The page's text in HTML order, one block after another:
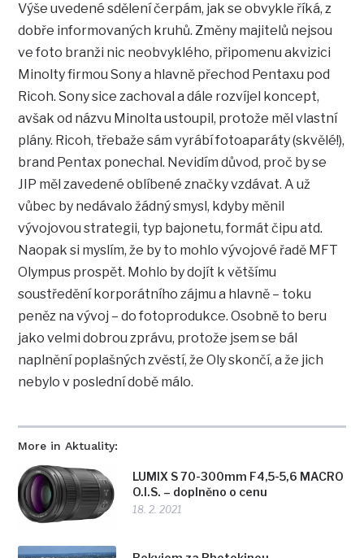
More in Aktuality:
LUMIX S 70-300mm F4,5-5,6 MACRO
O.I.S. – doplněno o cenu
18. 2. 2021
Výše uvedené sdělení čerpám, jak se obvykle říká, z
dobře informovaných kruhů. Změny majitelů nejsou
ve foto branži nic neobvyklého, připomenu akvizici
Minolty firmou Sony a hlavně přechod Pentaxu pod
Ricoh. Sony sice zachoval a dále rozvíjel koncept,
avšak od názvu Minolta ustoupil, protože měl vlastní
plány. Ricoh, třebaže sám vyrábí fotoaparáty (skvělé!),
brand Pentax ponechal. Nevidím důvod, proč by se
JIP měl zavedené oblíbené značky vzdávat. A už
vůbec by nedávalo žádný smysl, kdyby měnil
vývojovou strategii, typ bajonetu, formát čipu atd.
Naopak si myslím, že by to mohlo vývojové řadě MFT
Olympus prospět. Mohlo by dojít k většímu
soustředění korporátního zájmu a hlavně – toku
peněz na vývoj – do fotoprodukce. Osobně to beru
jako velmi dobrou zprávu, protože jsem se bál
naplnění poplašných zvěstí, že Oly skončí, a že jich
nebylo v poslední době málo.